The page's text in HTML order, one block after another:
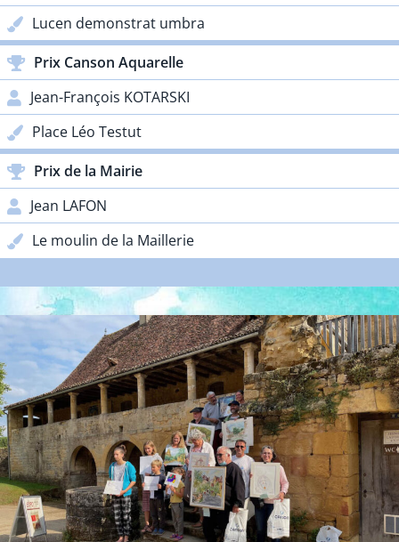
Lucen demonstrat umbra
Prix Canson Aquarelle
Jean-François KOTARSKI
Place Léo Testut
Prix de la Mairie
Jean LAFON
Le moulin de la Maillerie